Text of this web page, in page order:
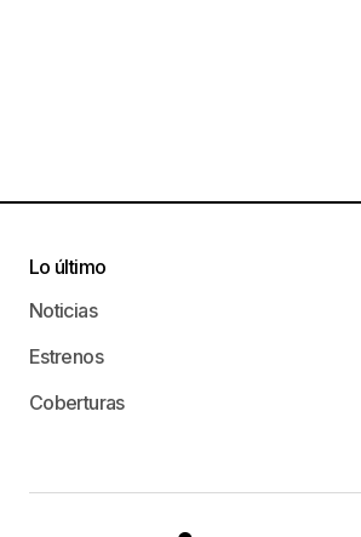
Lo último
Noticias
Estrenos
Coberturas